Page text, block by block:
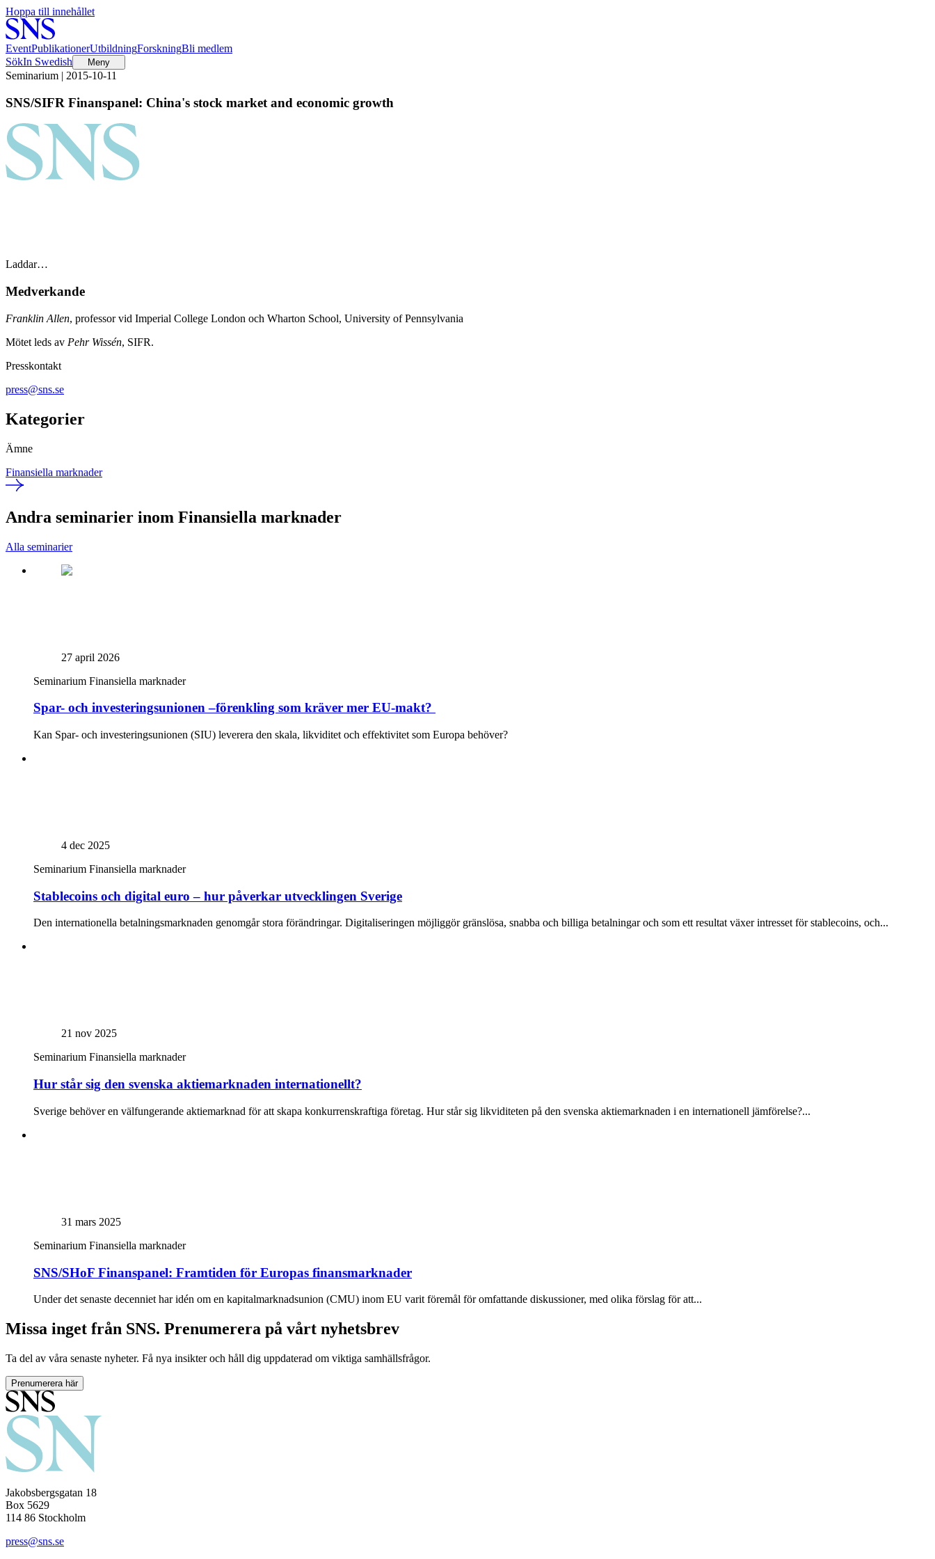
Hoppa till innehållet
EventPublikationerUtbildningForskningBli medlem
SökIn Swedish Meny
Seminarium | 2015-10-11
SNS/SIFR Finanspanel: China's stock market and economic growth
Laddar…
Medverkande
Franklin Allen, professor vid Imperial College London och Wharton School, University of Pennsylvania
Mötet leds av Pehr Wissén, SIFR.
Presskontakt
press@sns.se
Kategorier
Ämne
Finansiella marknader
Andra seminarier inom Finansiella marknader
Alla seminarier
27 april 2026
Seminarium Finansiella marknader
Spar- och investeringsunionen –förenkling som kräver mer EU-makt?
Kan Spar- och investeringsunionen (SIU) leverera den skala, likviditet och effektivitet som Europa behöver?
4 dec 2025
Seminarium Finansiella marknader
Stablecoins och digital euro – hur påverkar utvecklingen Sverige
Den internationella betalningsmarknaden genomgår stora förändringar. Digitaliseringen möjliggör gränslösa, snabba och billiga betalningar och som ett resultat växer intresset för stablecoins, och...
21 nov 2025
Seminarium Finansiella marknader
Hur står sig den svenska aktiemarknaden internationellt?
Sverige behöver en välfungerande aktiemarknad för att skapa konkurrenskraftiga företag. Hur står sig likviditeten på den svenska aktiemarknaden i en internationell jämförelse?...
31 mars 2025
Seminarium Finansiella marknader
SNS/SHoF Finanspanel: Framtiden för Europas finansmarknader
Under det senaste decenniet har idén om en kapitalmarknadsunion (CMU) inom EU varit föremål för omfattande diskussioner, med olika förslag för att...
Missa inget från SNS. Prenumerera på vårt nyhetsbrev
Ta del av våra senaste nyheter. Få nya insikter och håll dig uppdaterad om viktiga samhällsfrågor.
Prenumerera här
Jakobsbergsgatan 18
Box 5629
114 86 Stockholm
press@sns.se